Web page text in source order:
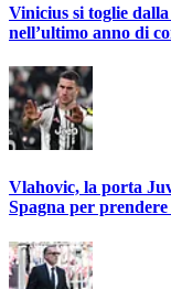
Vinicius si toglie
nell’ultimo anno di
Vlahovic, la porta
Spagna per